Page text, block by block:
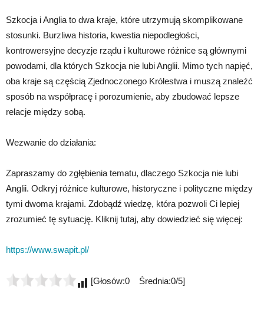
Szkocja i Anglia to dwa kraje, które utrzymują skomplikowane
stosunki. Burzliwa historia, kwestia niepodległości,
kontrowersyjne decyzje rządu i kulturowe różnice są głównymi
powodami, dla których Szkocja nie lubi Anglii. Mimo tych napięć,
oba kraje są częścią Zjednoczonego Królestwa i muszą znaleźć
sposób na współpracę i porozumienie, aby zbudować lepsze
relacje między sobą.
Wezwanie do działania:
Zapraszamy do zgłębienia tematu, dlaczego Szkocja nie lubi
Anglii. Odkryj różnice kulturowe, historyczne i polityczne między
tymi dwoma krajami. Zdobądź wiedzę, która pozwoli Ci lepiej
zrozumieć tę sytuację. Kliknij tutaj, aby dowiedzieć się więcej:
https://www.swapit.pl/
[Głosów:0 Średnia:0/5]